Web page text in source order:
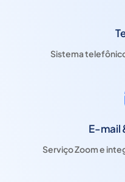
Sistema
E-mail
Serviço Zoom e